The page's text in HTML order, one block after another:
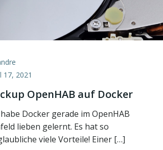
17, 2021
OpenHAB auf Docker
Docker gerade im OpenHAB
lieben gelernt. Es hat so
viele Vorteile! Einer […]